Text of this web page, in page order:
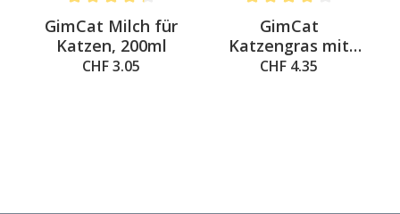
Average rating of 4.3 out of 5 stars
GimCat Milch für
Katzen, 200ml
CHF 3.05
Average rating of 4 out of
GimCat
Katzengras mit
natürlicher
CHF 4.35